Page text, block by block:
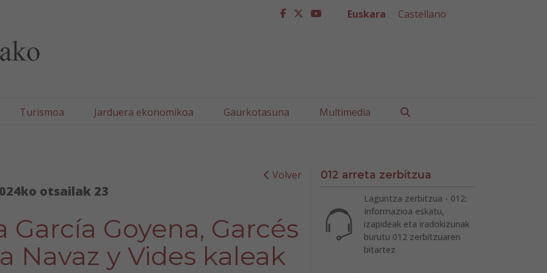
facebook
twitter
youtube
Euskara Castellano
Turismoa Jarduera ekonomikoa Gaurkotasuna Multimedia
Volver
otsailak 23
Goyena, Garcés
Navaz y Vides kaleak
012 arreta zerbitzua
Laguntza zerbitzua - 012:
Informazioa eskatu,
izapideak eta iradokizunak
burutu 012 zerbitzuaren
bitartez